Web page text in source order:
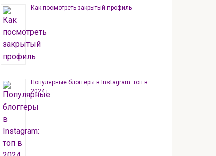
Как посмотреть закрытый профиль
Популярные блоггеры в Instagram: топ в
2024 г